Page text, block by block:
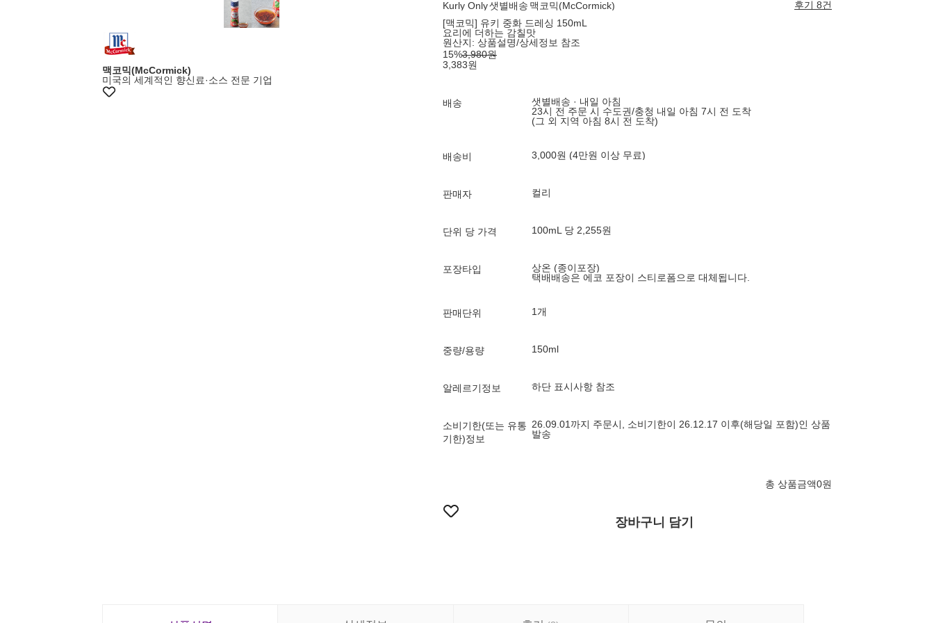
맥코믹(McCormick)
미국의 세계적인 향신료·소스 전문 기업
Kurly Only샛별배송 맥코믹(McCormick)
후기 8건
[맥코믹] 유키 중화 드레싱 150mL
요리에 더하는 감칠맛
원산지: 상품설명/상세정보 참조
15%3,980원
3,383원
배송
샛별배송 · 내일 아침
23시 전 주문 시 수도권/충청 내일 아침 7시 전 도착
(그 외 지역 아침 8시 전 도착)
배송비 3,000원 (4만원 이상 무료)
판매자 컬리
단위 당 가격 100mL 당 2,255원
포장타입
상온 (종이포장)
택배배송은 에코 포장이 스티로폼으로 대체됩니다.
판매단위 1개
중량/용량 150ml
알레르기정보 하단 표시사항 참조
소비기한(또는 유통
기한)정보
26.09.01까지 주문시, 소비기한이 26.12.17 이후(해당일 포함)인 상품
발송
총 상품금액0원
장바구니 담기